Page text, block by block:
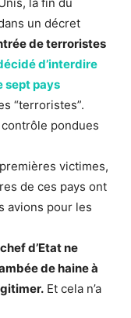
la fin du
un décret
de terroristes
d’interdire
sept pays
“terroristes”.
pondues
victimes,
de ces pays ont
avions pour les
d’Etat ne
de haine à
Et cela n’a